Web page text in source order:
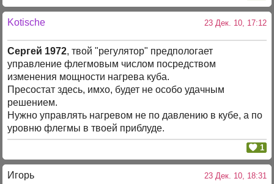
Kotische 23 Дек. 10, 17:12
Сергей 1972, твой "регулятор" предпологает
управление флегмовым числом посредством
изменения мощности нагрева куба.
Пресостат здесь, имхо, будет не особо удачным
решением.
Нужно управлять нагревом не по давлению в кубе, а по
уровню флегмы в твоей приблуде.
1
Игорь 23 Дек. 10, 18:31